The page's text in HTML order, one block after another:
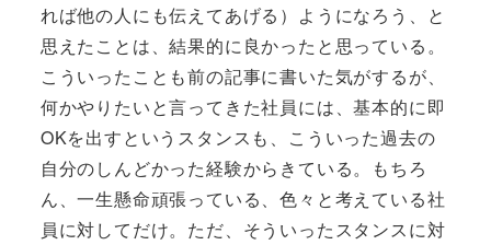
れば他の人にも伝えてあげる）ようになろう、と
思えたことは、結果的に良かったと思っている。
こういったことも前の記事に書いた気がするが、
何かやりたいと言ってきた社員には、基本的に即
OKを出すというスタンスも、こういった過去の
自分のしんどかった経験からきている。もちろ
ん、一生懸命頑張っている、色々と考えている社
員に対してだけ。ただ、そういったスタンスに対